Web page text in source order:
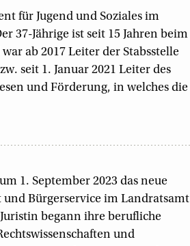
für Jugend und Soziales im
37-Jährige ist seit 15 Jahren beim
ab 2017 Leiter der Stabsstelle
seit 1. Januar 2021 Leiter des
und Förderung, in welches die
1. September 2023 das neue
Bürgerservice im Landratsamt
begann ihre berufliche
und